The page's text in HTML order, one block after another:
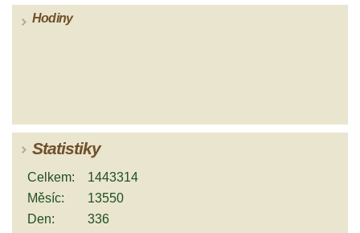
Hodiny
Statistiky
Celkem:
1443314
Měsíc:
13550
Den:
336